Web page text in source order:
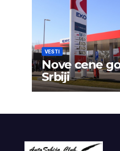
VESTI
Nove cene
Srbiji